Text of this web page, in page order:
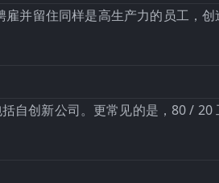
并留住同样是高生产力的员工，
自创新公司。更常见的是，80 / 20